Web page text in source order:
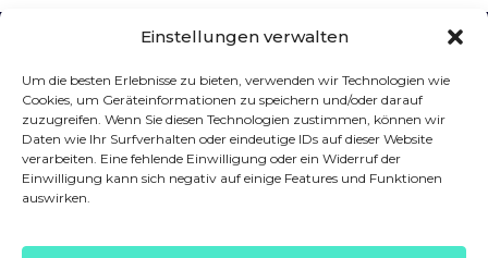
Einstellungen verwalten
Um die besten Erlebnisse zu bieten, verwenden wir Technologien wie
Cookies, um Geräteinformationen zu speichern und/oder darauf
zuzugreifen. Wenn Sie diesen Technologien zustimmen, können wir
Daten wie Ihr Surfverhalten oder eindeutige IDs auf dieser Website
verarbeiten. Eine fehlende Einwilligung oder ein Widerruf der
Einwilligung kann sich negativ auf einige Features und Funktionen
auswirken.
Förderer